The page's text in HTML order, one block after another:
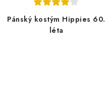
Pánský kostým Hippies 60.
léta